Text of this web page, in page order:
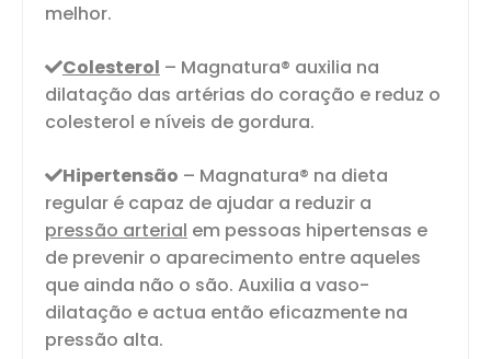
melhor.
Colesterol – Magnatura® auxilia na
dilatação das artérias do coração e reduz o
colesterol e níveis de gordura.
Hipertensão – Magnatura® na dieta
regular é capaz de ajudar a reduzir a
pressão arterial em pessoas hipertensas e
de prevenir o aparecimento entre aqueles
que ainda não o são. Auxilia a vaso-
dilatação e actua então eficazmente na
pressão alta.